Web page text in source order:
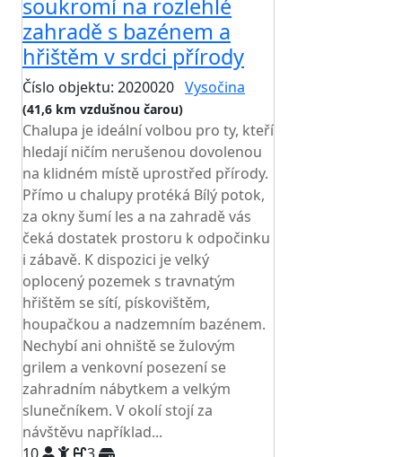
soukromí na rozlehlé
zahradě s bazénem a
hřištěm v srdci přírody
Číslo objektu: 2020020 Vysočina
(41,6 km vzdušnou čarou)
Chalupa je ideální volbou pro ty, kteří
hledají ničím nerušenou dovolenou
na klidném místě uprostřed přírody.
Přímo u chalupy protéká Bílý potok,
za okny šumí les a na zahradě vás
čeká dostatek prostoru k odpočinku
i zábavě. K dispozici je velký
oplocený pozemek s travnatým
hřištěm se sítí, pískovištěm,
houpačkou a nadzemním bazénem.
Nechybí ani ohniště se žulovým
grilem a venkovní posezení se
zahradním nábytkem a velkým
slunečníkem. V okolí stojí za
návštěvu například...